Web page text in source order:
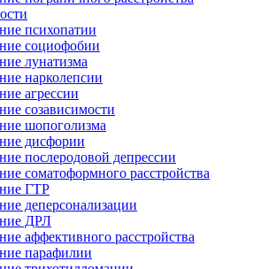
психопатии
социофобии
лунатизма
нарколепсии
агрессии
созависимости
шопоголизма
дисфории
послеродовой депрессии
соматоформного расстройства
ГТР
деперсонализации
ДРЛ
аффективного расстройства
парафилии